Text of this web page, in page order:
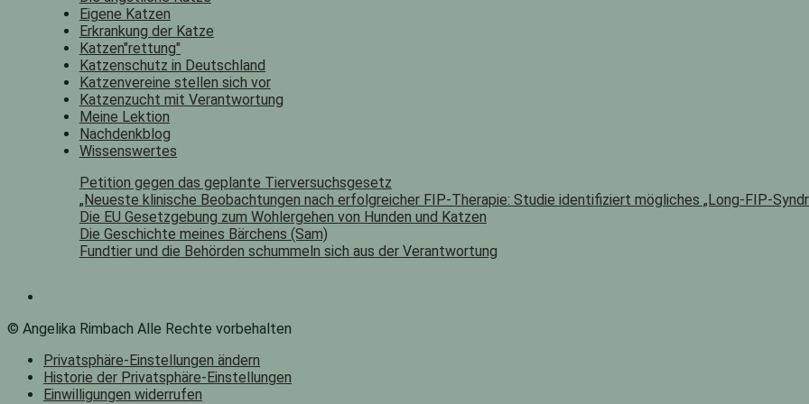
Eigene Katzen
Erkrankung der Katze
Katzen"rettung"
Katzenschutz in Deutschland
Katzenvereine stellen sich vor
Katzenzucht mit Verantwortung
Meine Lektion
Nachdenkblog
Wissenswertes
Petition gegen das geplante Tierversuchsgesetz
„Neueste klinische Beobachtungen nach erfolgreicher FIP-Therapie: Studie identifiziert mögliches „Long-FIP-
Die EU Gesetzgebung zum Wohlergehen von Hunden und Katzen
Die Geschichte meines Bärchens (Sam)
Fundtier und die Behörden schummeln sich aus der Verantwortung
© Angelika Rimbach Alle Rechte vorbehalten
Privatsphäre-Einstellungen ändern
Historie der Privatsphäre-Einstellungen
Einwilligungen widerrufen